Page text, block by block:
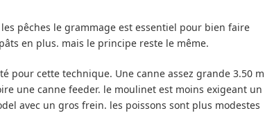
pêches le grammage est essentiel pour bien faire
en plus. mais le principe reste le même.
pour cette technique. Une canne assez grande 3.50 m
une canne feeder. le moulinet est moins exigeant un
avec un gros frein. les poissons sont plus modestes